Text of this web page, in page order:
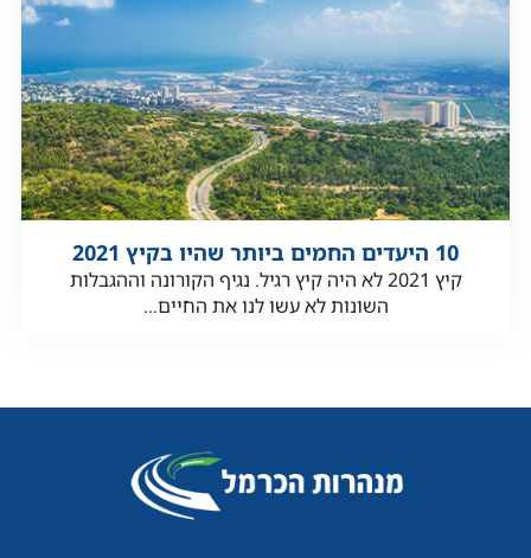
10 היעדים החמים ביותר שהיו בקיץ 2021
קיץ 2021 לא היה קיץ רגיל. נגיף הקורונה וההגבלות
השונות לא עשו לנו את החיים...